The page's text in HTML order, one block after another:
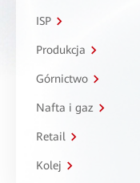
ISP
Produkcja
Górnictwo
Nafta i gaz
Retail
Kolej